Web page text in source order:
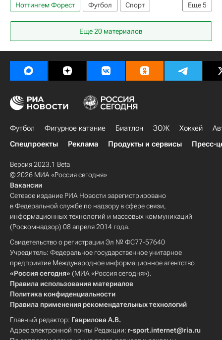
Еще5
Ноттингем Форест Футбол
Спорт
Крис Вуд
Морган Гиббс-Уайт
Сандерленд
Брайтон энд Хоув Альбион
АПЛ 2026-2027 (Чемпионат Англии по футболу)
Еще 20 материалов
Футбол Фигурное катание Биатлон ЗОЖ Хоккей
Спецпроекты
Реклама Продукты и сервисы Пресс-
Версия 2023.1 Beta
© 2026 МИА «Россия сегодня»
Вакансии
Сетевое издание РИА Новости зарегистрировано
в Федеральной службе по надзору в сфере связи,
информационных технологий и массовых коммуникаций
(Роскомнадзор) 08 апреля 2014 года.
Свидетельство о регистрации Эл № ФС77-57640
Учредитель: Федеральное государственное унитарное
предприятие Международное информационное агентство
«Россия сегодня» (МИА «Россия сегодня»).
Правила использования материалов
Политика конфиденциальности
Правила применения рекомендательных технологий
Главный редактор: Гаврилова А.В.
Адрес электронной почты Редакции: r-sport.internet@ria.ru